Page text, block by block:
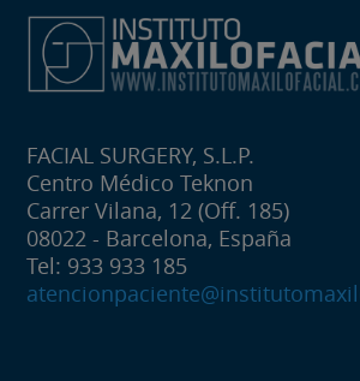
FACIAL SURGERY, S.L.P.
Centro Médico Teknon
Carrer Vilana, 12 (Off. 185)
08022 - Barcelona, España
Tel: 933 933 185